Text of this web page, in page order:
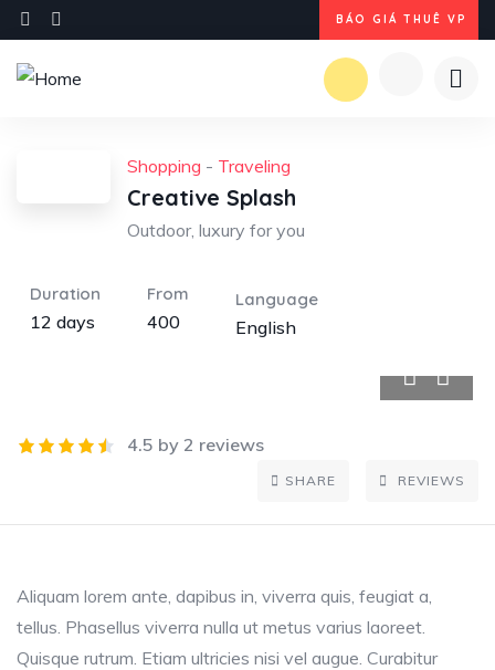
BÁO GIÁ THUÊ VP
Shopping - Traveling
Creative Splash
Outdoor, luxury for you
Duration
12 days
From
400
Language
English
4.5 by 2 reviews
SHARE REVIEWS
Aliquam lorem ante, dapibus in, viverra quis, feugiat a,
tellus. Phasellus viverra nulla ut metus varius laoreet.
Quisque rutrum. Etiam ultricies nisi vel augue. Curabitur